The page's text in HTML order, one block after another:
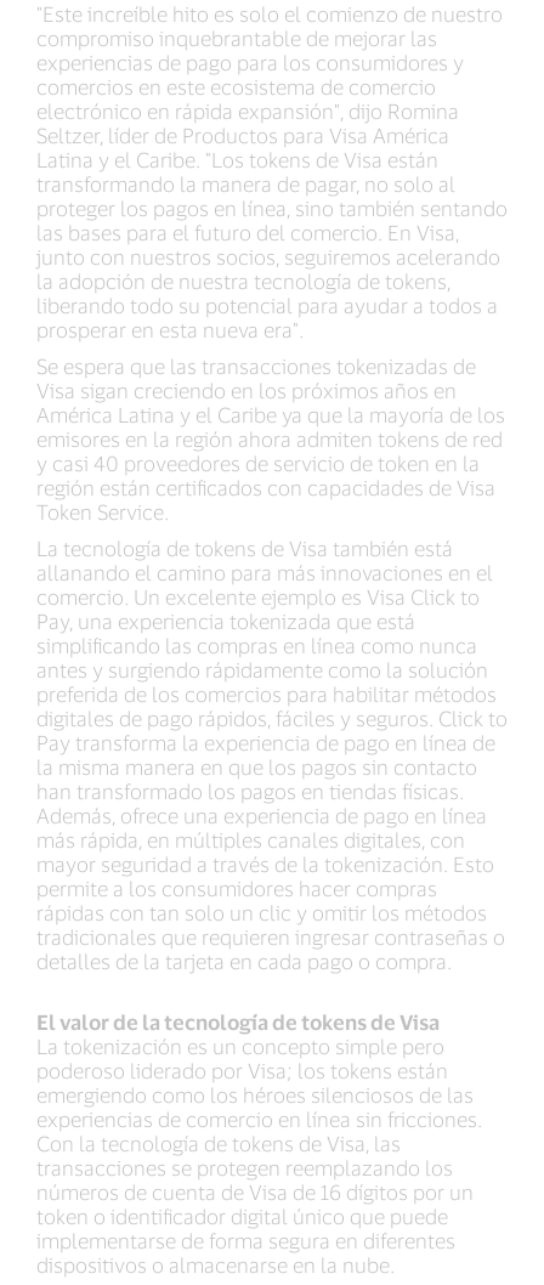
"Este increíble hito es solo el comienzo de nuestro
compromiso inquebrantable de mejorar las
experiencias de pago para los consumidores y
comercios en este ecosistema de comercio
electrónico en rápida expansión", dijo Romina
Seltzer, líder de Productos para Visa América
Latina y el Caribe. "Los tokens de Visa están
transformando la manera de pagar, no solo al
proteger los pagos en línea, sino también sentando
las bases para el futuro del comercio. En Visa,
junto con nuestros socios, seguiremos acelerando
la adopción de nuestra tecnología de tokens,
liberando todo su potencial para ayudar a todos a
prosperar en esta nueva era".
Se espera que las transacciones tokenizadas de
Visa sigan creciendo en los próximos años en
América Latina y el Caribe ya que la mayoría de los
emisores en la región ahora admiten tokens de red
y casi 40 proveedores de servicio de token en la
región están certificados con capacidades de Visa
Token Service.
La tecnología de tokens de Visa también está
allanando el camino para más innovaciones en el
comercio. Un excelente ejemplo es Visa Click to
Pay, una experiencia tokenizada que está
simplificando las compras en línea como nunca
antes y surgiendo rápidamente como la solución
preferida de los comercios para habilitar métodos
digitales de pago rápidos, fáciles y seguros. Click to
Pay transforma la experiencia de pago en línea de
la misma manera en que los pagos sin contacto
han transformado los pagos en tiendas físicas.
Además, ofrece una experiencia de pago en línea
más rápida, en múltiples canales digitales, con
mayor seguridad a través de la tokenización. Esto
permite a los consumidores hacer compras
rápidas con tan solo un clic y omitir los métodos
tradicionales que requieren ingresar contraseñas o
detalles de la tarjeta en cada pago o compra.
El valor de la tecnología de tokens de Visa
La tokenización es un concepto simple pero
poderoso liderado por Visa; los tokens están
emergiendo como los héroes silenciosos de las
experiencias de comercio en línea sin fricciones.
Con la tecnología de tokens de Visa, las
transacciones se protegen reemplazando los
números de cuenta de Visa de 16 dígitos por un
token o identificador digital único que puede
implementarse de forma segura en diferentes
dispositivos o almacenarse en la nube.